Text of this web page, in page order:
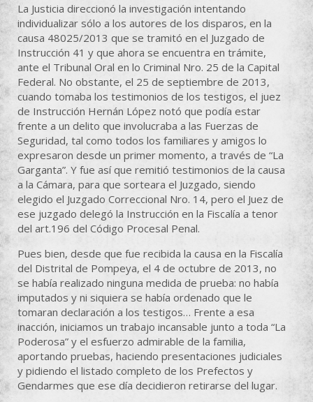
La Justicia direccionó la investigación intentando
individualizar sólo a los autores de los disparos, en la
causa 48025/2013 que se tramitó en el Juzgado de
Instrucción 41 y que ahora se encuentra en trámite,
ante el Tribunal Oral en lo Criminal Nro. 25 de la Capital
Federal. No obstante, el 25 de septiembre de 2013,
cuando tomaba los testimonios de los testigos, el juez
de Instrucción Hernán López notó que podía estar
frente a un delito que involucraba a las Fuerzas de
Seguridad, tal como todos los familiares y amigos lo
expresaron desde un primer momento, a través de “La
Garganta”. Y fue así que remitió testimonios de la causa
a la Cámara, para que sorteara el Juzgado, siendo
elegido el Juzgado Correccional Nro. 14, pero el Juez de
ese juzgado delegó la Instrucción en la Fiscalía a tenor
del art.196 del Código Procesal Penal.
Pues bien, desde que fue recibida la causa en la Fiscalía
del Distrital de Pompeya, el 4 de octubre de 2013, no
se había realizado ninguna medida de prueba: no había
imputados y ni siquiera se había ordenado que le
tomaran declaración a los testigos… Frente a esa
inacción, iniciamos un trabajo incansable junto a toda “La
Poderosa” y el esfuerzo admirable de la familia,
aportando pruebas, haciendo presentaciones judiciales
y pidiendo el listado completo de los Prefectos y
Gendarmes que ese día decidieron retirarse del lugar.